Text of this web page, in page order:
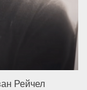
Рейчел